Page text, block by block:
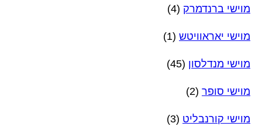
מוישי ברנדמרק (4)
מוישי יאראוויטש (1)
מוישי מנדלסון (45)
מוישי סופר (2)
מוישי קורנבליט (3)